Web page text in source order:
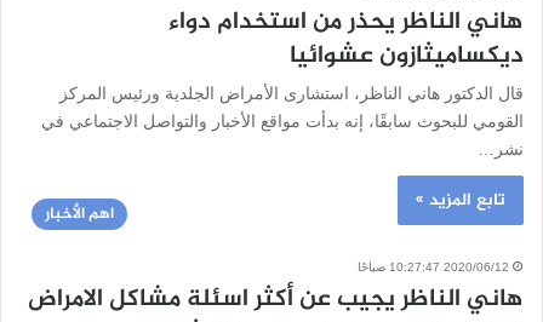
هاني الناظر يحذر من استخدام دواء
ديكساميثازون عشوائيا
قال الدكتور هاني الناظر، استشارى الأمراض الجلدية ورئيس المركز
القومي للبحوث سابقًا، إنه بدأت مواقع الأخبار والتواصل الاجتماعي في
نشر…
تابع المزيد » اهم الأخبار
2020/06/12 10:27:47 صباحًا
هاني الناظر يجيب عن أكثر اسئلة مشاكل الامراض